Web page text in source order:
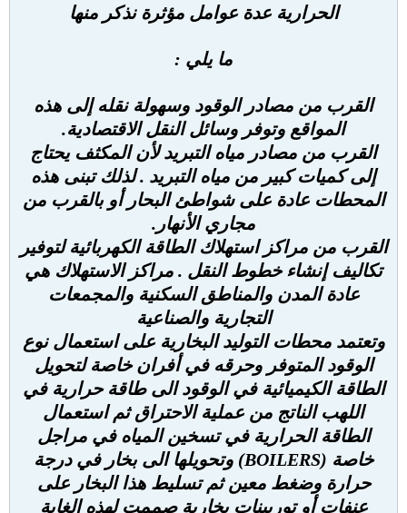
الحرارية عدة عوامل مؤثرة نذكر منها
ما يلي :
القرب من مصادر الوقود وسهولة نقله إلى هذه
المواقع وتوفر وسائل النقل الاقتصادية.
القرب من مصادر مياه التبريد لأن المكثف يحتاج
إلى كميات كبير من مياه التبريد . لذلك تبنى هذه
المحطات عادة على شواطئ البحار أو بالقرب من
مجاري الأنهار.
القرب من مراكز استهلاك الطاقة الكهربائية لتوفير
تكاليف إنشاء خطوط النقل . مراكز الاستهلاك هي
عادة المدن والمناطق السكنية والمجمعات
التجارية والصناعية
وتعتمد محطات التوليد البخارية على استعمال نوع
الوقود المتوفر وحرقه في أفران خاصة لتحويل
الطاقة الكيميائية في الوقود الى طاقة حرارية في
اللهب الناتج من عملية الاحتراق ثم استعمال
الطاقة الحرارية في تسخين المياه في مراجل
خاصة (BOILERS) وتحويلها الى بخار في درجة
حرارة وضغط معين ثم تسليط هذا البخار على
عنفات أو توربينات بخارية صممت لهذه الغاية